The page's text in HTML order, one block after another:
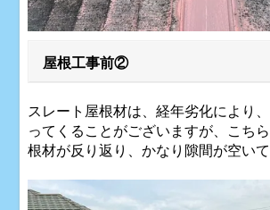
屋根工事前②
スレート屋根材は、経年劣化により
ってくることがございますが、こち
根材が反り返り、かなり隙間が空いて